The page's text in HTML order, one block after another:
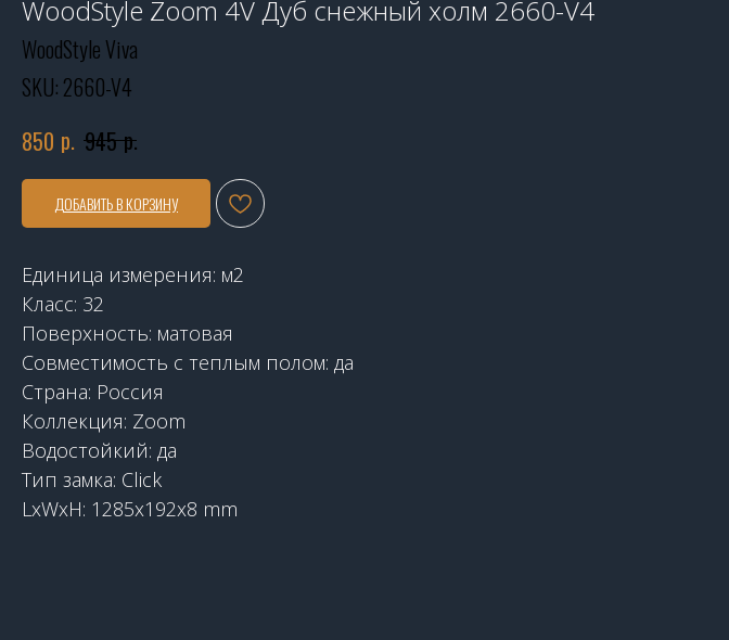
WoodStyle Zoom 4V Дуб снежный холм 2660-V4
WoodStyle Viva
SKU: 2660-V4
850 р. 945 р.
ДОБАВИТЬ В КОРЗИНУ
Единица измерения: м2
Класс: 32
Поверхность: матовая
Совместимость с теплым полом: да
Страна: Россия
Коллекция: Zoom
Водостойкий: да
Тип замка: Click
LxWxH: 1285x192x8 mm